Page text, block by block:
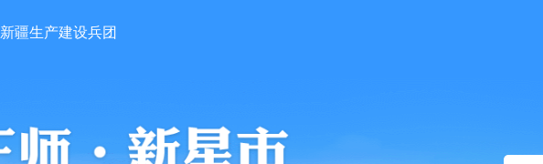
新疆生产建设兵团